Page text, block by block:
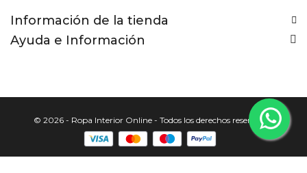
Información de la tienda
Ayuda e Información
© 2026 - Ropa Interior Online - Todos los derechos reservados